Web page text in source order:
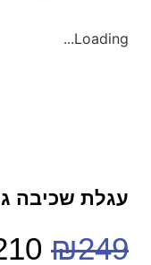
Loading...
עגלת שכיבה
₪249